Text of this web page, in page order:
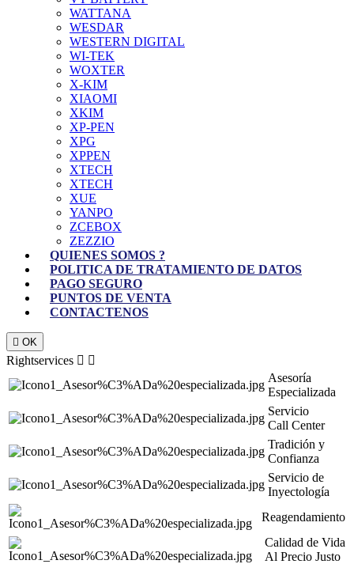
WATTANA
WESDAR
WESTERN DIGITAL
WI-TEK
WOXTER
X-KIM
XIAOMI
XKIM
XP-PEN
XPG
XPPEN
XTECH
XTECH
XUE
YANPO
ZCEBOX
ZEZZIO
QUIENES SOMOS ?
POLITICA DE TRATAMIENTO DE DATOS
PAGO SEGURO
PUNTOS DE VENTA
CONTACTENOS
 OK
Rightservices  
Asesoría
Especializada
Servicio
Call Center
Tradición y
Confianza
Servicio de
Inyectología
Reagendamiento
Calidad de Vida
Al Precio Justo